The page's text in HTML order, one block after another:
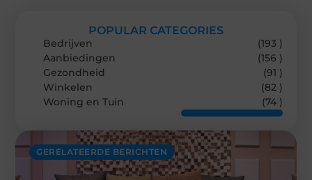
GERELATEERDE BERICHTEN
POPULAR CATEGORIES
Bedrijven
(193 )
Aanbiedingen
(156 )
Gezondheid
(91 )
Winkelen
(82 )
Woning en Tuin
(74 )